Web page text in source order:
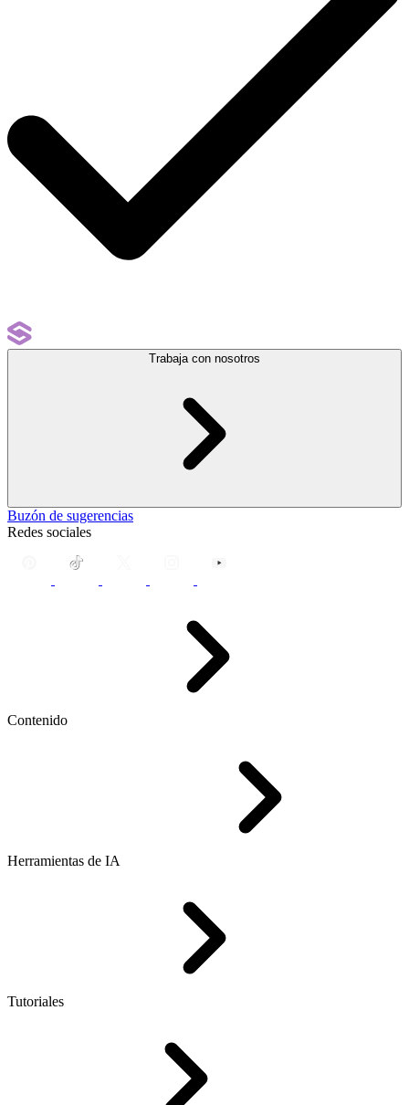
Trabaja con nosotros
Buzón de sugerencias
Redes sociales
Contenido
Herramientas de IA
Tutoriales